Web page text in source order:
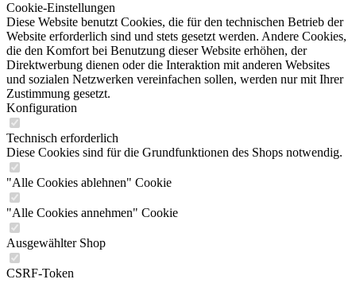
Cookie-Einstellungen
Diese Website benutzt Cookies, die für den technischen Betrieb der
Website erforderlich sind und stets gesetzt werden. Andere Cookies,
die den Komfort bei Benutzung dieser Website erhöhen, der
Direktwerbung dienen oder die Interaktion mit anderen Websites
und sozialen Netzwerken vereinfachen sollen, werden nur mit Ihrer
Zustimmung gesetzt.
Konfiguration
Technisch erforderlich
Diese Cookies sind für die Grundfunktionen des Shops notwendig.
"Alle Cookies ablehnen" Cookie
"Alle Cookies annehmen" Cookie
Ausgewählter Shop
CSRF-Token